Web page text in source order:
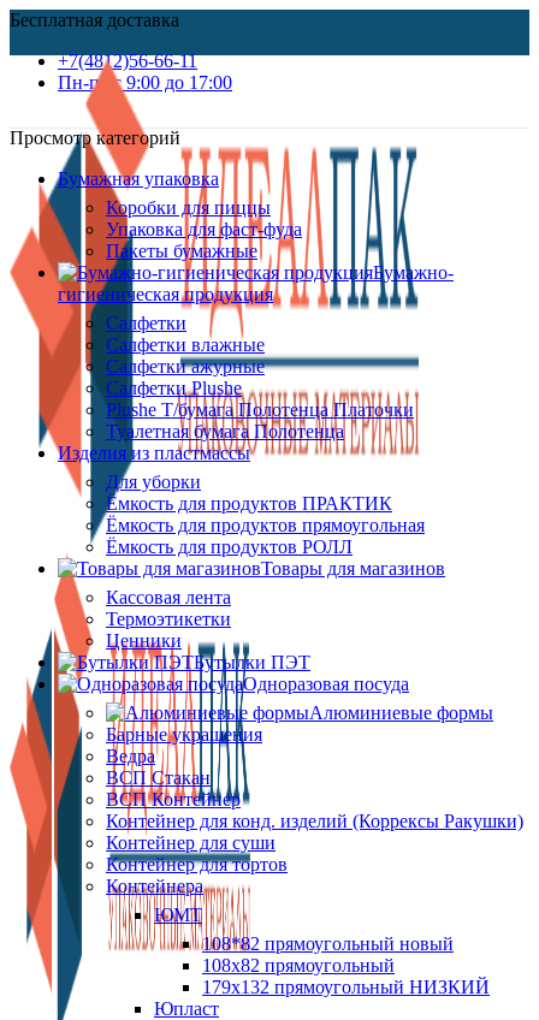
Бесплатная доставка
+7(4812)56-66-11
Пн-пт c 9:00 до 17:00
Просмотр категорий
Бумажная упаковка
Коробки для пиццы
Упаковка для фаст-фуда
Пакеты бумажные
Бумажно-
гигиеническая продукция
Салфетки
Салфетки влажные
Салфетки ажурные
Салфетки Plushe
Plushe Т/бумага Полотенца Платочки
Туалетная бумага Полотенца
Изделия из пластмассы
Для уборки
Ёмкость для продуктов ПРАКТИК
Ёмкость для продуктов прямоугольная
Ёмкость для продуктов РОЛЛ
Товары для магазинов
Кассовая лента
Термоэтикетки
Ценники
Бутылки ПЭТ
Одноразовая посуда
Алюминиевые формы
Барные украшения
Ведра
ВСП Стакан
ВСП Контейнер
Контейнер для конд. изделий (Коррексы Ракушки)
Контейнер для суши
Контейнер для тортов
Контейнера
ЮМТ
108*82 прямоугольный новый
108х82 прямоугольный
179х132 прямоугольный НИЗКИЙ
Юпласт